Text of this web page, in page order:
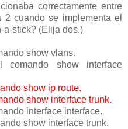
correctamente entre
cuando se implementa el
a-stick? (Elija dos.)
show vlans.
show interface
show ip route.
show interface trunk.
interface interface.
show interface trunk.